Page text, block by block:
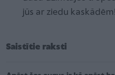
jūs ar ziedu kaskādēm!
Saistītie raksti